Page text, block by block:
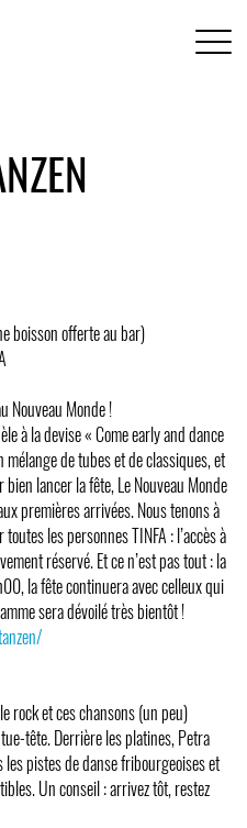
boisson offerte au bar)
Monde !
à la devise « Come early and dance
de tubes et de classiques, et
lancer la fête, Le Nouveau Monde
premières arrivées. Nous tenons à
les personnes TINFA : l’accès à
réservé. Et ce n’est pas tout : la
la fête continuera avec celleux qui
sera dévoilé très bientôt !
rock et ces chansons (un peu)
tête. Derrière les platines, Petra
pistes de danse fribourgeoises et
Un conseil : arrivez tôt, restez